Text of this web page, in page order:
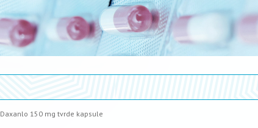
Daxanlo 150 mg tvrde kapsule